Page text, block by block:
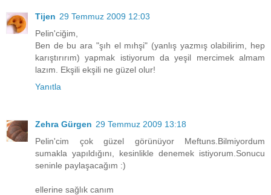
Tijen 29 Temmuz 2009 12:03
Pelin'ciğim,
Ben de bu ara "şıh el mıhşi" (yanlış yazmış olabilirim, hep
karıştırırım) yapmak istiyorum da yeşil mercimek almam
lazım. Ekşili ekşili ne güzel olur!
Yanıtla
Zehra Gürgen 29 Temmuz 2009 13:18
Pelin'cim çok güzel görünüyor Meftuns.Bilmiyordum
sumakla yapıldığını, kesinlikle denemek istiyorum.Sonucu
seninle paylaşacağım :)
ellerine sağlık canım